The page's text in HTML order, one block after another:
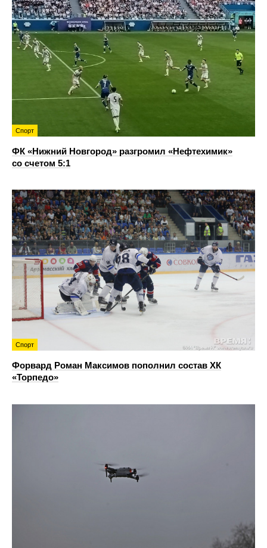
Спорт
ФК «Нижний Новгород» разгромил «Нефтехимик»
со счетом 5:1
Спорт
Форвард Роман Максимов пополнил состав ХК
«Торпедо»